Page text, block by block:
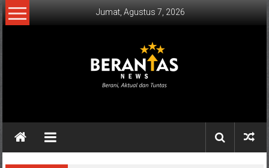
Lompat
ke
Jumat, Agustus 7, 2026
NEWS
Aktual